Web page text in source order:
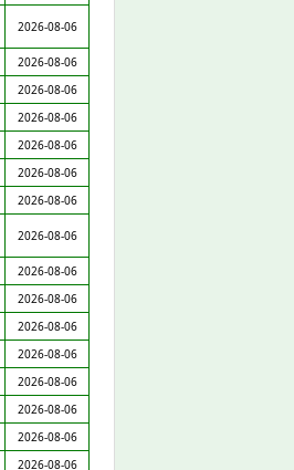
2026-08-06
2026-08-06
2026-08-06
2026-08-06
2026-08-06
2026-08-06
2026-08-06
2026-08-06
2026-08-06
2026-08-06
2026-08-06
2026-08-06
2026-08-06
2026-08-06
2026-08-06
2026-08-06